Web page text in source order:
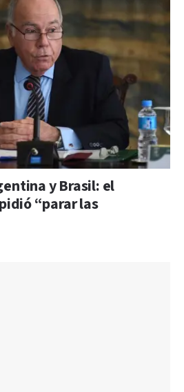
y Brasil: el
“parar las